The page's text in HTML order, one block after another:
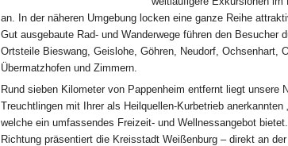
an. In der näheren Umgebung locken eine ganze Reihe
Gut ausgebaute Rad- und Wanderwege führen den Besucher
Ortsteile Bieswang, Geislohe, Göhren, Neudorf, Ochsenhart,
Übermatzhofen und Zimmern.
Rund sieben Kilometer von Pappenheim entfernt liegt unsere
Treuchtlingen mit Ihrer als Heilquellen-Kurbetrieb anerkannten
welche ein umfassendes Freizeit- und Wellnessangebot
Richtung präsentiert die Kreisstadt Weißenburg – direkt an